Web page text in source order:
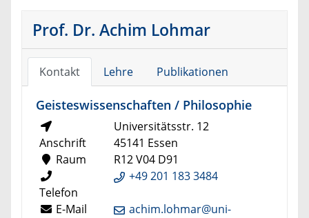
Prof. Dr. Achim Lohmar
Kontakt Lehre Publikationen
Geisteswissenschaften / Philosophie
Anschrift
Universitätsstr. 12
45141 Essen
Raum
R12 V04 D91
Telefon
+49 201 183 3484
E-Mail
achim.lohmar@uni-